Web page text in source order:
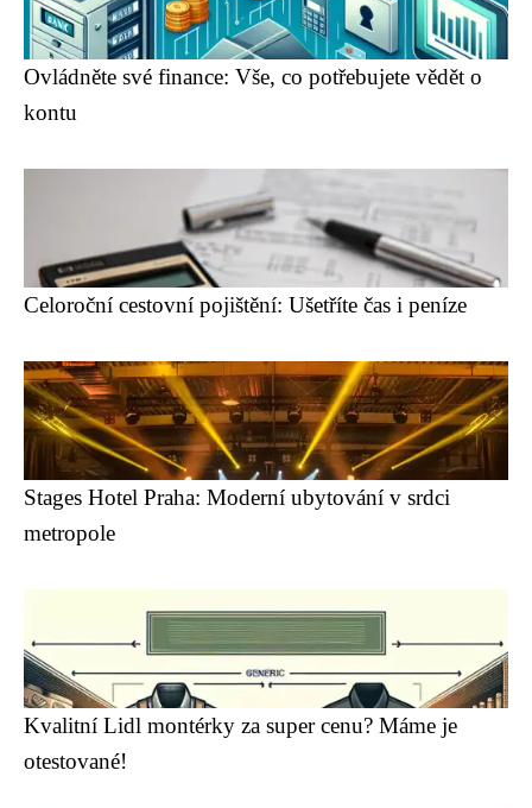
Ovládněte své finance: Vše, co potřebujete vědět o
kontu
Celoroční cestovní pojištění: Ušetříte čas i peníze
Stages Hotel Praha: Moderní ubytování v srdci
metropole
Kvalitní Lidl montérky za super cenu? Máme je
otestované!